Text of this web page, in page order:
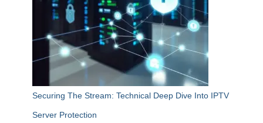
Securing The Stream: Technical Deep Dive Into IPTV
Server Protection